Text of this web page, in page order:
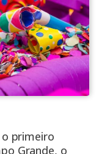
primeiro
Grande, o